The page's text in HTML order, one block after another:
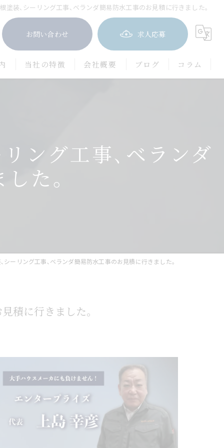
塗装､シーリング工事､ベランダ簡易防水工事のお見積に行きました。
お問い合わせ 求人応募
当社の特徴
茨木市の外壁塗装
豊中市の外壁塗装
会社概要 ブログ コラム
ング工事､ベランダ
た。
ーリング工事､ベランダ簡易防水工事のお見積に行きました。
積に行きました。